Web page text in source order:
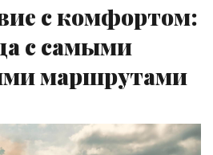
с комфортом:
с самыми
маршрутами